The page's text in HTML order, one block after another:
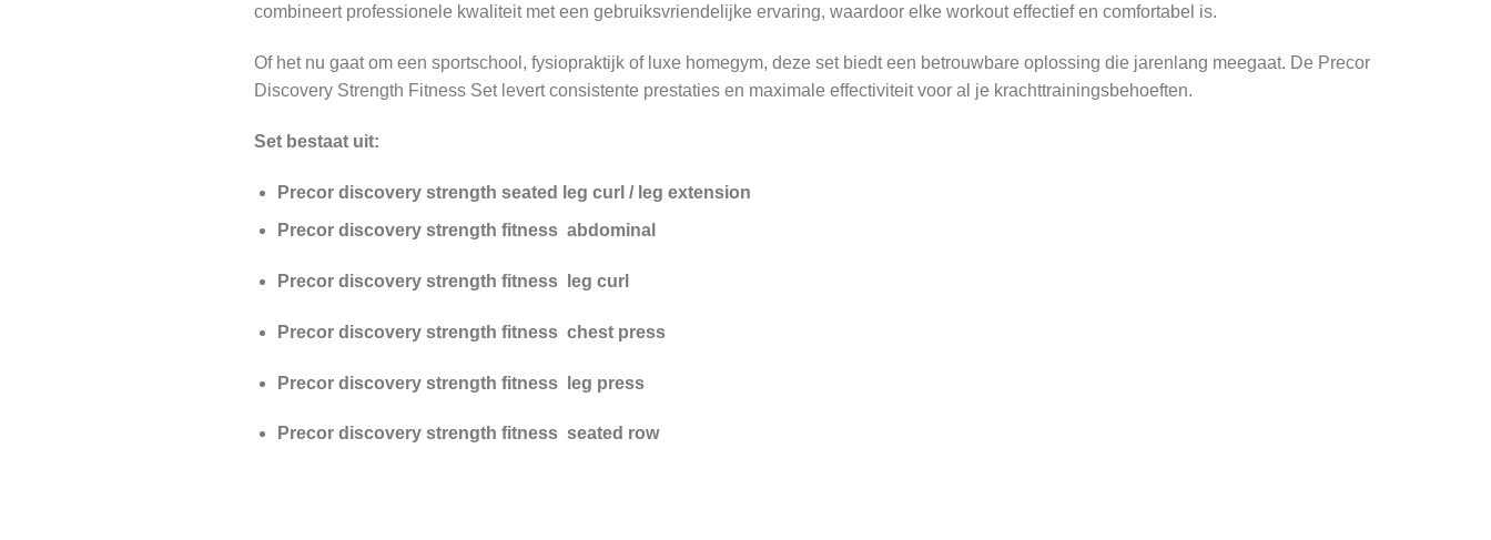
combineert professionele kwaliteit met een gebruiksvriendelijke ervaring, waardoor elke workout effectief en comfortabel is.
Of het nu gaat om een sportschool, fysiopraktijk of luxe homegym, deze set biedt een betrouwbare oplossing die jarenlang meegaat. De Precor
Discovery Strength Fitness Set levert consistente prestaties en maximale effectiviteit voor al je krachttrainingsbehoeften.
Set bestaat uit:
Precor discovery strength seated leg curl / leg extension
Precor discovery strength fitness abdominal
Precor discovery strength fitness leg curl
Precor discovery strength fitness chest press
Precor discovery strength fitness leg press
Precor discovery strength fitness seated row